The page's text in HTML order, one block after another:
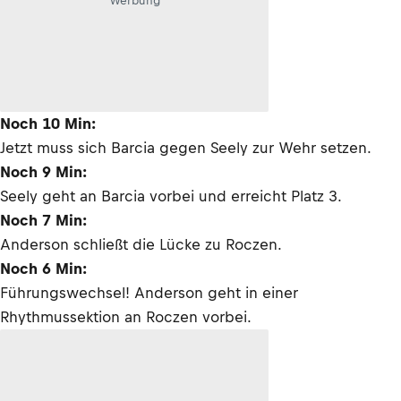
Noch 10 Min:
Jetzt muss sich Barcia gegen Seely zur Wehr setzen.
Noch 9 Min:
Seely geht an Barcia vorbei und erreicht Platz 3.
Noch 7 Min:
Anderson schließt die Lücke zu Roczen.
Noch 6 Min:
Führungswechsel! Anderson geht in einer
Rhythmussektion an Roczen vorbei.